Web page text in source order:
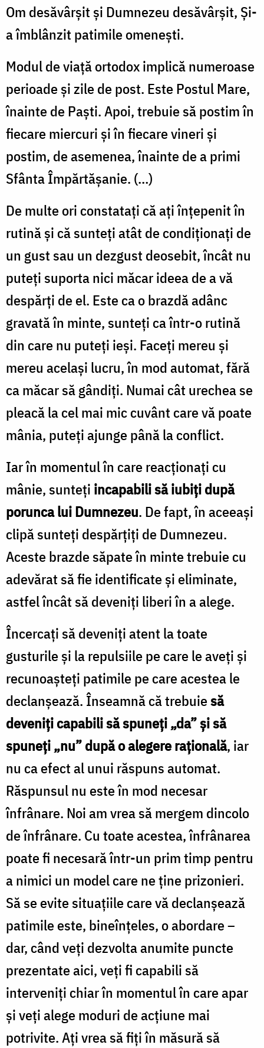
Om desăvârşit şi Dumnezeu desăvârşit, Şi-
a îmblânzit patimile omeneşti.
Modul de viaţă ortodox implică numeroase
perioade şi zile de post. Este Postul Mare,
înainte de Paşti. Apoi, trebuie să postim în
fiecare miercuri şi în fiecare vineri şi
postim, de asemenea, înainte de a primi
Sfânta Împărtăşanie. (…)
De multe ori constataţi că aţi înţepenit în
rutină şi că sunteţi atât de condiţionați de
un gust sau un dezgust deosebit, încât nu
puteţi suporta nici măcar ideea de a vă
despărţi de el. Este ca o brazdă adânc
gravată în minte, sunteţi ca într-o rutină
din care nu puteţi ieşi. Faceţi mereu şi
mereu acelaşi lucru, în mod automat, fără
ca măcar să gândiţi. Numai cât urechea se
pleacă la cel mai mic cuvânt care vă poate
mânia, puteţi ajunge până la conflict.
Iar în momentul în care reacţionaţi cu
mânie, sunteţi incapabili să iubiţi după
porunca lui Dumnezeu. De fapt, în aceeaşi
clipă sunteţi despărţiţi de Dumnezeu.
Aceste brazde săpate în minte trebuie cu
adevărat să fie identificate şi eliminate,
astfel încât să deveniţi liberi în a alege.
Încercaţi să deveniţi atent la toate
gusturile şi la repulsiile pe care le aveți şi
recunoaşteţi patimile pe care acestea le
declanşează. Înseamnă că trebuiesă
deveniţi capabili să spuneţi „da” şi să
spuneţi „nu” după o alegere raţională, iar
nu ca efect al unui răspuns automat.
Răspunsul nu este în mod necesar
înfrânare. Noi am vrea să mergem dincolo
de înfrânare. Cu toate acestea, înfrânarea
poate fi necesară într-un prim timp pentru
a nimici un model care ne ţine prizonieri.
Să se evite situaţiile care vă declanşează
patimile este, bineînţeles, o abordare –
dar, când veţi dezvolta anumite puncte
prezentate aici, veţi fi capabili să
interveniţi chiar în momentul în care apar
şi veţi alege moduri de acţiune mai
potrivite. Aţi vrea să fiţi în măsură să